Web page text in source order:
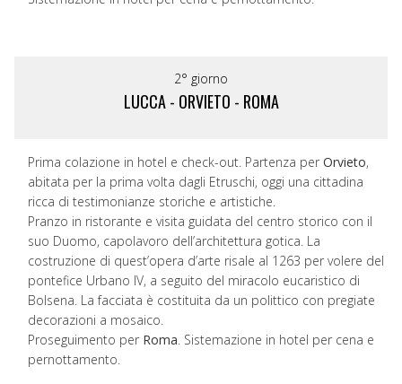
2° giorno
LUCCA - ORVIETO - ROMA
Prima colazione in hotel e check-out. Partenza per Orvieto,
abitata per la prima volta dagli Etruschi, oggi una cittadina
ricca di testimonianze storiche e artistiche.
Pranzo in ristorante e visita guidata del centro storico con il
suo Duomo, capolavoro dell’architettura gotica. La
costruzione di quest’opera d’arte risale al 1263 per volere del
pontefice Urbano IV, a seguito del miracolo eucaristico di
Bolsena. La facciata è costituita da un polittico con pregiate
decorazioni a mosaico.
Proseguimento per Roma. Sistemazione in hotel per cena e
pernottamento.